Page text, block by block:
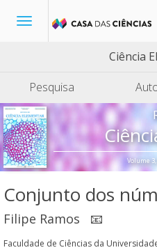
Toggle
Ciência
Pesquisa
Volume
Conjunto dos
Filipe Ramos 📧
Faculdade de Ciências da